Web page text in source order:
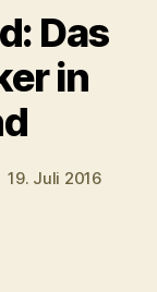
Das
in
19. Juli 2016